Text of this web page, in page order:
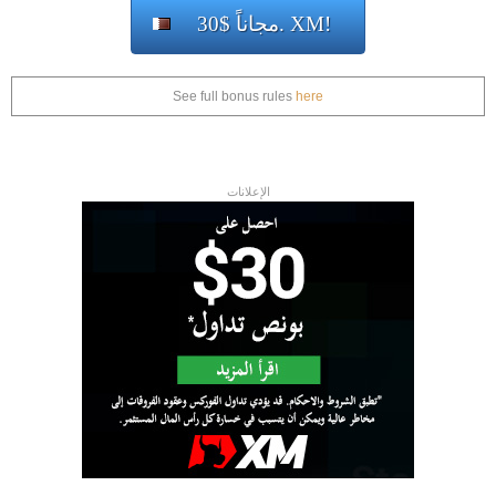
30$ مجاناً. XM!
See full bonus rules here
الإعلانات